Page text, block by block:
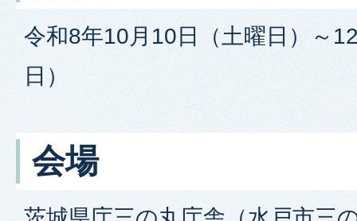
令和8年10月10日（土曜日）～
日）
会場